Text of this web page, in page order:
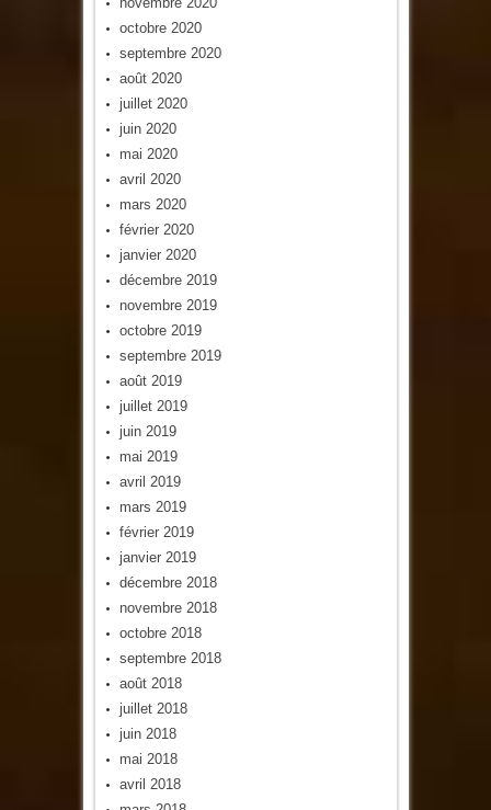
octobre 2020
septembre 2020
août 2020
juillet 2020
juin 2020
mai 2020
avril 2020
mars 2020
février 2020
janvier 2020
décembre 2019
novembre 2019
octobre 2019
septembre 2019
août 2019
juillet 2019
juin 2019
mai 2019
avril 2019
mars 2019
février 2019
janvier 2019
décembre 2018
novembre 2018
octobre 2018
septembre 2018
août 2018
juillet 2018
juin 2018
mai 2018
avril 2018